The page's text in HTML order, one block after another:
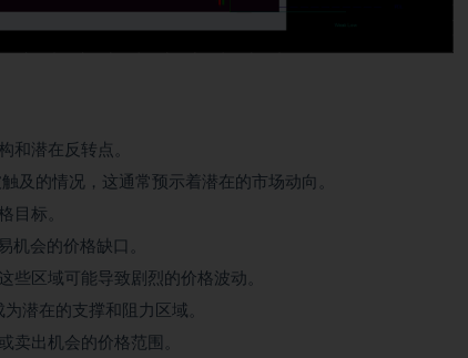
和潜在反转点。
及的情况，这通常预示着潜在的市场动向。
目标。
机会的价格缺口。
些区域可能导致剧烈的价格波动。
潜在的支撑和阻力区域。
卖出机会的价格范围。